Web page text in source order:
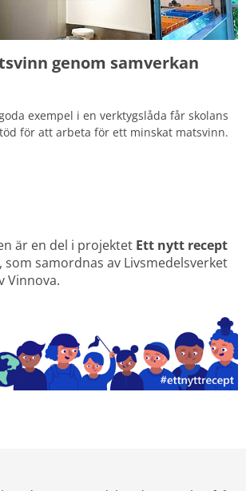
genom samverkan
exempel i en verktygslåda får skolans
för att arbeta för ett minskat matsvinn.
är en del i projektet Ett nytt recept
, som samordnas av Livsmedelsverket
Vinnova.